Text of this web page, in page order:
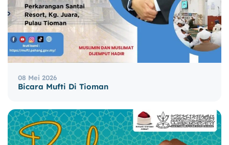
08 Mei 2026
Bicara Mufti Di Tioman